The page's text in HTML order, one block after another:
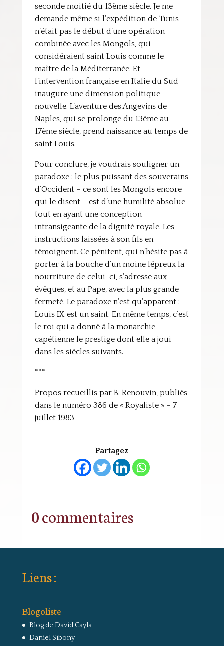
seconde moitié du 13ème siècle. Je me
demande même si l’expédition de Tunis
n’était pas le début d’une opération
combinée avec les Mongols, qui
considéraient saint Louis comme le
maître de la Méditerranée. Et
l’intervention française en Italie du Sud
inaugure une dimension politique
nouvelle. L’aventure des Angevins de
Naples, qui se prolonge du 13ème au
17ème siècle, prend naissance au temps de
saint Louis.
Pour conclure, je voudrais souligner un
paradoxe : le plus puissant des souverains
d’Occident – ce sont les Mongols encore
qui le disent – est d’une humilité absolue
tout en ayant une conception
intransigeante de la dignité royale. Les
instructions laissées à son fils en
témoignent. Ce pénitent, qui n’hésite pas à
porter à la bouche d’un moine lépreux la
nourriture de celui-ci, s’adresse aux
évêques, et au Pape, avec la plus grande
fermeté. Le paradoxe n’est qu’apparent :
Louis IX est un saint. En même temps, c’est
le roi qui a donné à la monarchie
capétienne le prestige dont elle a joui
dans les siècles suivants.
***
Propos recueillis par B. Renouvin, publiés
dans le numéro 386 de « Royaliste » – 7
juillet 1983
Partagez
0 commentaires
Liens :
Blogoliste
Blog de David Cayla
Daniel Sibony